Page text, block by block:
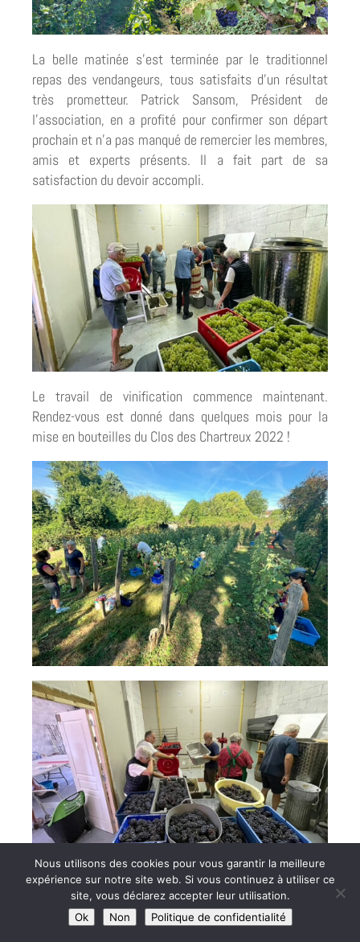
La belle matinée s’est terminée par le traditionnel
repas des vendangeurs, tous satisfaits d’un résultat
très prometteur. Patrick Sansom, Président de
l’association, en a profité pour confirmer son départ
prochain et n’a pas manqué de remercier les membres,
amis et experts présents. Il a fait part de sa
satisfaction du devoir accompli.
Le travail de vinification commence maintenant.
Rendez-vous est donné dans quelques mois pour la
mise en bouteilles du Clos des Chartreux 2022 !
Nous utilisons des cookies pour vous garantir la meilleure
expérience sur notre site web. Si vous continuez à utiliser ce
site, vous déclarez accepter leur utilisation.
Ok
Non Politique de confidentialité